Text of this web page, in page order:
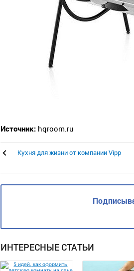
Источник: hqroom.ru
Кухня для жизни от компании Vipp
ИНТЕРЕСНЫЕ СТАТЬИ